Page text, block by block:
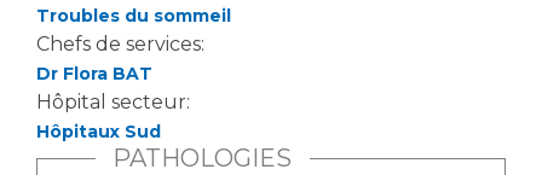
Vos représentants
La Commission Des Usagers (CDU)
Les Comités Locaux des Usagers
Le projet des usagers
Fournisseurs
Rôles et missions
Liste des marchés conclus
Troubles du sommeil
Chefs de services:
Dr Flora BAT
Hôpital secteur:
Hôpitaux Sud
PATHOLOGIES